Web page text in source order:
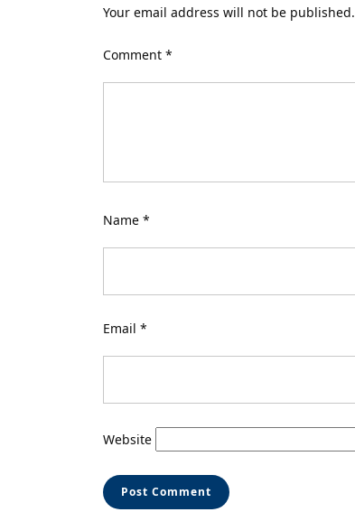
Your email address will not be published.
Comment *
Name *
Email *
Website